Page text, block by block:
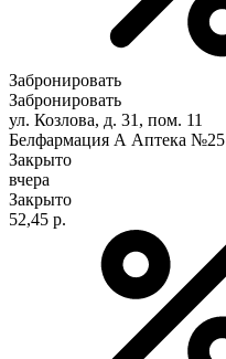
Забронировать
Забронировать
ул. Козлова, д. 31, пом. 11
Белфармация А Аптека №25
Закрыто
вчера
Закрыто
52,45 р.